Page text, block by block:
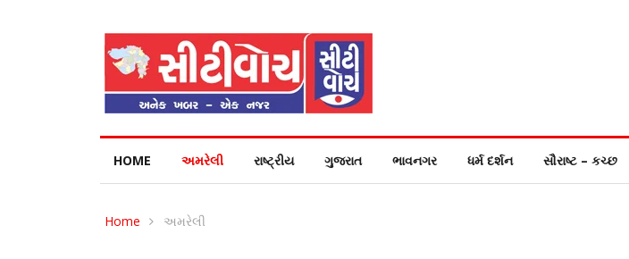
HOME અમરેલી રાષ્ટ્રીય ગુજરાત ભાવનગર ધર્મ દર્શન સૌરાષ્ટ – કચ્છ
Home અમરેલી